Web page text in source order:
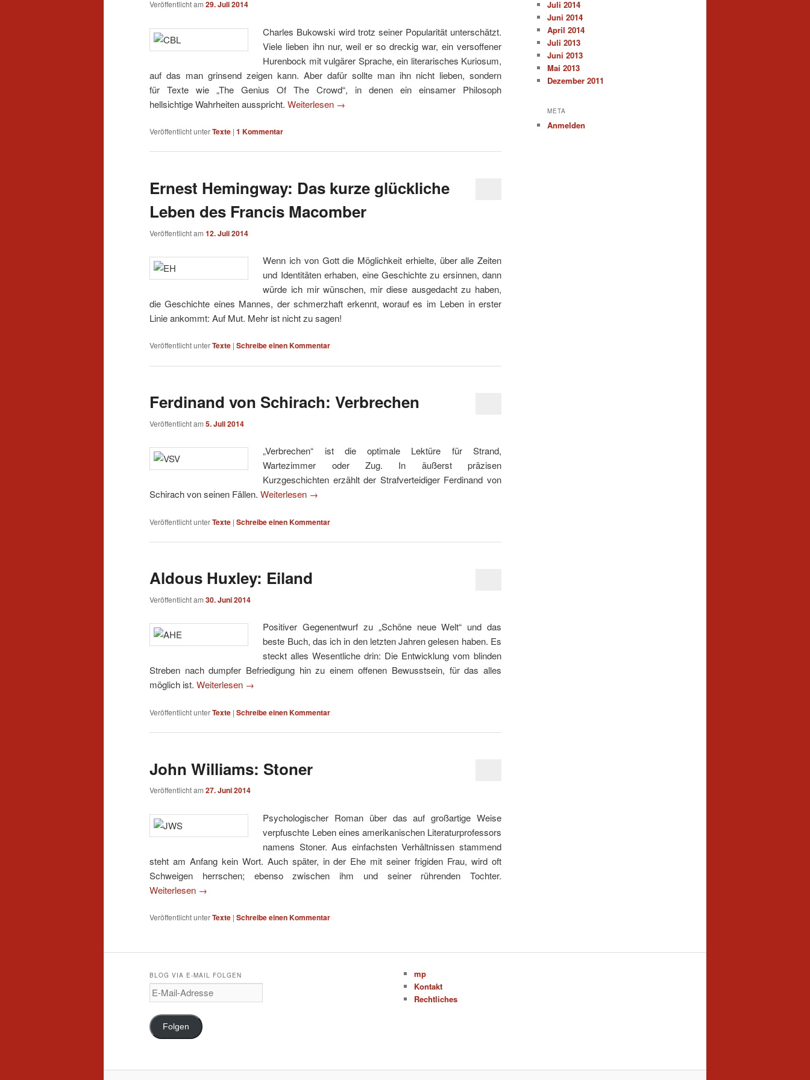
Veröffentlicht am 29. Juli 2014
Charles Bukowski wird trotz seiner Popularität unterschätzt.
Viele lieben ihn nur, weil er so dreckig war, ein versoffener
Hurenbock mit vulgärer Sprache, ein literarisches Kuriosum,
auf das man grinsend zeigen kann. Aber dafür sollte man ihn nicht lieben, sondern
für Texte wie „The Genius Of The Crowd“, in denen ein einsamer Philosoph
hellsichtige Wahrheiten ausspricht. Weiterlesen →
Veröffentlicht unterTexte | 1 Kommentar
Ernest Hemingway: Das kurze glückliche
Leben des Francis Macomber
Veröffentlicht am 12. Juli 2014
Wenn ich von Gott die Möglichkeit erhielte, über alle Zeiten
und Identitäten erhaben, eine Geschichte zu ersinnen, dann
würde ich mir wünschen, mir diese ausgedacht zu haben,
die Geschichte eines Mannes, der schmerzhaft erkennt, worauf es im Leben in erster
Linie ankommt: Auf Mut. Mehr ist nicht zu sagen!
Veröffentlicht unterTexte | Schreibe einen Kommentar
Ferdinand von Schirach: Verbrechen
Veröffentlicht am 5. Juli 2014
„Verbrechen“ ist die optimale Lektüre für Strand,
Wartezimmer oder Zug. In äußerst präzisen
Kurzgeschichten erzählt der Strafverteidiger Ferdinand von
Schirach von seinen Fällen. Weiterlesen →
Veröffentlicht unterTexte | Schreibe einen Kommentar
Aldous Huxley: Eiland
Veröffentlicht am 30. Juni 2014
Positiver Gegenentwurf zu „Schöne neue Welt“ und das
beste Buch, das ich in den letzten Jahren gelesen haben. Es
steckt alles Wesentliche drin: Die Entwicklung vom blinden
Streben nach dumpfer Befriedigung hin zu einem offenen Bewusstsein, für das alles
möglich ist. Weiterlesen →
Veröffentlicht unterTexte | Schreibe einen Kommentar
John Williams: Stoner
Veröffentlicht am 27. Juni 2014
Psychologischer Roman über das auf großartige Weise
verpfuschte Leben eines amerikanischen Literaturprofessors
namens Stoner. Aus einfachsten Verhältnissen stammend
steht am Anfang kein Wort. Auch später, in der Ehe mit seiner frigiden Frau, wird oft
Schweigen herrschen; ebenso zwischen ihm und seiner rührenden Tochter.
Weiterlesen →
Veröffentlicht unterTexte | Schreibe einen Kommentar
Juli 2014
Juni 2014
April 2014
Juli 2013
Juni 2013
Mai 2013
Dezember 2011
META
Anmelden
BLOG VIA E-MAIL FOLGEN
E
-
a
i
A
Folgen
mp
Kontakt
Rechtliches